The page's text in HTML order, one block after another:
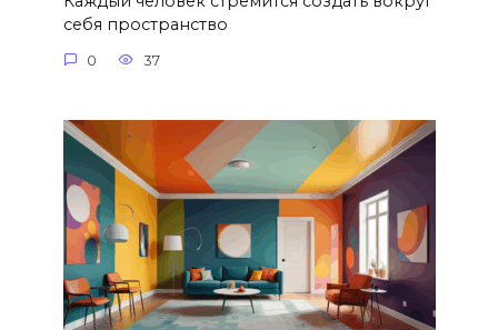
себя пространство
0 37